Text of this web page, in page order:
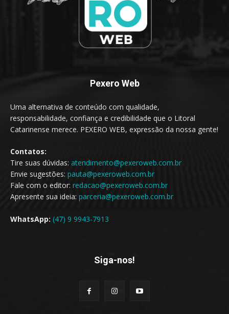
Pexero Web
Uma alternativa de conteúdo com qualidade,
responsabilidade, confiança e credibilidade que o Litoral
Catarinense merece. PEXERO WEB, expressão da nossa gente!
Contatos:
Tire suas dúvidas: atendimento@pexeroweb.com.br
Envie sugestões: pauta@pexeroweb.com.br
Fale com o editor: redacao@pexeroweb.com.br
Apresente sua ideia: parceria@pexeroweb.com.br
WhatsApp: (47) 9 9943-7913
Siga-nos!